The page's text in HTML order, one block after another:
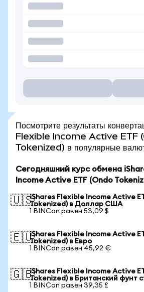
Посмотрите результаты
Flexible Income Active ETF
Tokenized) в популярные
Сегодняшний курс обмена
Income Active ETF (Ondo
🇺🇸iShares Flexible Income Active
Tokenized) в Доллар США
1 BINCon равен 53,09 $
🇪🇺iShares Flexible Income Active
Tokenized) в Евро
1 BINCon равен 45,92 €
🇬🇧iShares Flexible Income Active
Tokenized) в Британский фунт
1 BINCon равен 39,35 £